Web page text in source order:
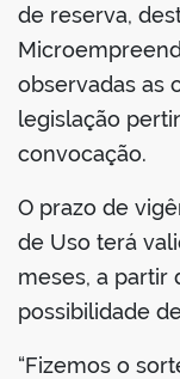
de reserva,
observadas as
legislação
convocação.
O prazo de
de Uso terá
meses, a partir
possibilidade
“Fizemos o